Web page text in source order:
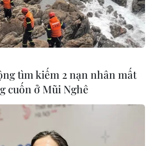
tìm kiếm 2 nạn nhân mất
cuốn ở Mũi Nghê